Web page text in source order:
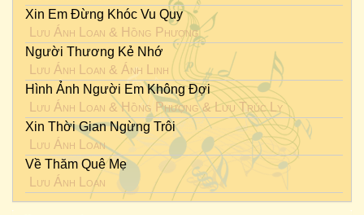
Xin Em Đừng Khóc Vu Quy
Lưu Ánh Loan & Hồng Phượng
Người Thương Kẻ Nhớ
Lưu Ánh Loan & Ánh Linh
Hình Ảnh Người Em Không Đợi
Lưu Ánh Loan &Hồng Phượng&Lưu Trúc Ly
Xin Thời Gian Ngừng Trôi
Lưu Ánh Loan
Về Thăm Quê Mẹ
Lưu Ánh Loan